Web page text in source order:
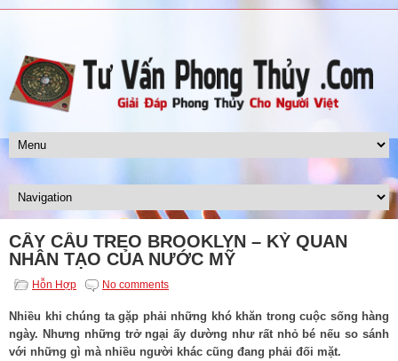
CÂY CẦU TREO BROOKLYN – KỲ QUAN
NHÂN TẠO CỦA NƯỚC MỸ
Hỗn Hợp No comments
Nhiều khi chúng ta gặp phải những khó khăn trong cuộc sống hàng
ngày. Nhưng những trở ngại ấy dường như rất nhỏ bé nếu so sánh
với những gì mà nhiều người khác cũng đang phải đối mặt.